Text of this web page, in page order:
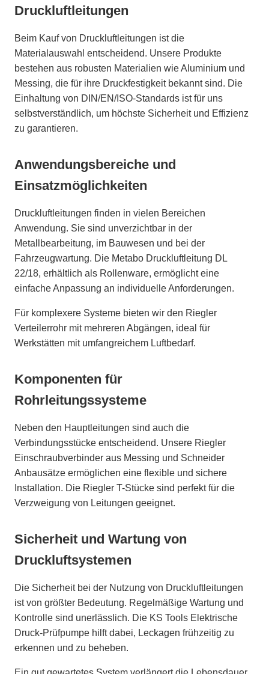
Druckluftleitungen
Beim Kauf von Druckluftleitungen ist die
Materialauswahl entscheidend. Unsere Produkte
bestehen aus robusten Materialien wie Aluminium und
Messing, die für ihre Druckfestigkeit bekannt sind. Die
Einhaltung von DIN/EN/ISO-Standards ist für uns
selbstverständlich, um höchste Sicherheit und Effizienz
zu garantieren.
Anwendungsbereiche und
Einsatzmöglichkeiten
Druckluftleitungen finden in vielen Bereichen
Anwendung. Sie sind unverzichtbar in der
Metallbearbeitung, im Bauwesen und bei der
Fahrzeugwartung. Die Metabo Druckluftleitung DL
22/18, erhältlich als Rollenware, ermöglicht eine
einfache Anpassung an individuelle Anforderungen.
Für komplexere Systeme bieten wir den Riegler
Verteilerrohr mit mehreren Abgängen, ideal für
Werkstätten mit umfangreichem Luftbedarf.
Komponenten für
Rohrleitungssysteme
Neben den Hauptleitungen sind auch die
Verbindungsstücke entscheidend. Unsere Riegler
Einschraubverbinder aus Messing und Schneider
Anbausätze ermöglichen eine flexible und sichere
Installation. Die Riegler T-Stücke sind perfekt für die
Verzweigung von Leitungen geeignet.
Sicherheit und Wartung von
Druckluftsystemen
Die Sicherheit bei der Nutzung von Druckluftleitungen
ist von größter Bedeutung. Regelmäßige Wartung und
Kontrolle sind unerlässlich. Die KS Tools Elektrische
Druck-Prüfpumpe hilft dabei, Leckagen frühzeitig zu
erkennen und zu beheben.